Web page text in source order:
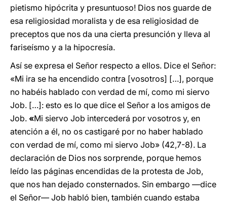
pietismo hipócrita y presuntuoso! Dios nos guarde de
esa religiosidad moralista y de esa religiosidad de
preceptos que nos da una cierta presunción y lleva al
fariseísmo y a la hipocresía.
Así se expresa el Señor respecto a ellos. Dice el Señor:
«Mi ira se ha encendido contra [vosotros] […], porque
no habéis hablado con verdad de mí, como mi siervo
Job. […]: esto es lo que dice el Señor a los amigos de
Job. «Mi siervo Job intercederá por vosotros y, en
atención a él, no os castigaré por no haber hablado
con verdad de mí, como mi siervo Job» (42,7-8). La
declaración de Dios nos sorprende, porque hemos
leído las páginas encendidas de la protesta de Job,
que nos han dejado consternados. Sin embargo —dice
el Señor— Job habló bien, también cuando estaba